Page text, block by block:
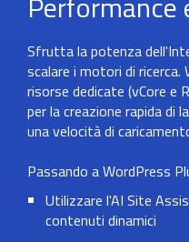
Sfrutta la potenza
scalare i motori di ricerca.
risorse dedicate (vCore e
per la creazione rapida di
una velocità di
Passando a WordPress
Utilizzare l'AI Site
contenuti dinamici